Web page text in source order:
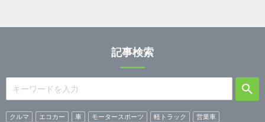
記事検索
クルマ エコカー 車 モータースポーツ 軽トラック
営業車